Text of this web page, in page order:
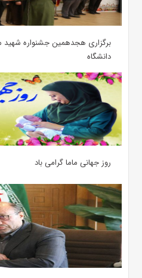
برگزاری هجدهمین جشنواره شهید
دانشگاه
روز جهانی ماما گرامی باد